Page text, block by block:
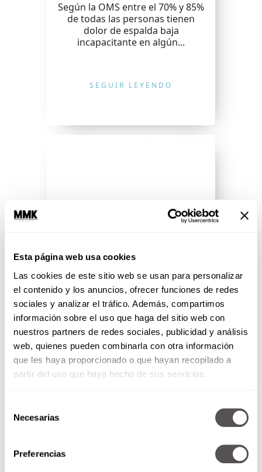
Esta página web usa cookies
Las cookies de este sitio web se usan para personalizar
el contenido y los anuncios, ofrecer funciones de redes
sociales y analizar el tráfico. Además, compartimos
información sobre el uso que haga del sitio web con
nuestros partners de redes sociales, publicidad y análisis
web, quienes pueden combinarla con otra información
que les haya proporcionado o que hayan recopilado a
partir del uso que haya hecho de sus servicios.
Necesarias
Preferencias
Según la OMS entre el 70% y 85%
de todas las personas tienen
dolor de espalda baja
incapacitante en algún...
SEGUIR LEYENDO
¿Por qué si soy joven me duele
la espalda?
A todos los que piensan que los
dolores sólo le dan a viejitos
achacosos, esto les interesa.